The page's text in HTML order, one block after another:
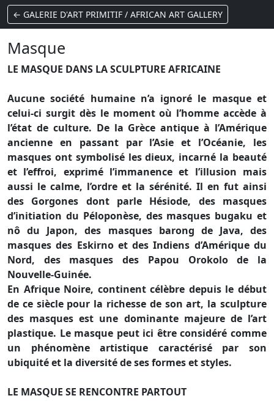
← GALERIE D'ART PRIMITIF / AFRICAN ART GALLERY
Masque
LE MASQUE DANS LA SCULPTURE AFRICAINE
Aucune société humaine n’a ignoré le masque et
celui-ci surgit dès le moment où l’homme accède à
l’état de culture. De la Grèce antique à l’Amérique
ancienne en passant par l’Asie et l’Océanie, les
masques ont symbolisé les dieux, incarné la beauté
et l’effroi, exprimé l’immanence et l’illusion mais
aussi le calme, l’ordre et la sérénité. Il en fut ainsi
des Gorgones dont parle Hésiode, des masques
d’initiation du Péloponèse, des masques bugaku et
nô du Japon, des masques barong de Java, des
masques des Eskirno et des Indiens d’Amérique du
Nord, des masques des Papou Orokolo de la
Nouvelle-Guinée.
En Afrique Noire, continent célèbre depuis le début
de ce siècle pour la richesse de son art, la sculpture
des masques est une dominante majeure de l’art
plastique. Le masque peut ici être considéré comme
un phénomène artistique caractérisé par son
ubiquité et la diversité de ses formes et styles.
LE MASQUE SE RENCONTRE PARTOUT